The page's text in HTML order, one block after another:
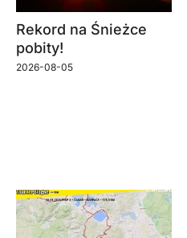
Rekord na Śnieżce
pobity!
2026-08-05